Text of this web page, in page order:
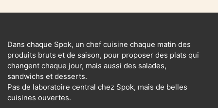
Dans chaque Spok, un chef cuisine chaque matin des
produits bruts et de saison, pour proposer des plats qui
changent chaque jour, mais aussi des salades,
sandwichs et desserts.
Pas de laboratoire central chez Spok, mais de belles
cuisines ouvertes.